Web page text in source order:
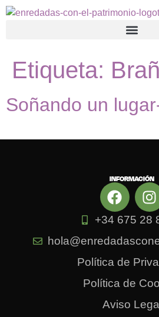
contenido
Etiqueta:
Soñando un
INFORMACIÓN
+34 675 28
Política de
Política de
Aviso Legal